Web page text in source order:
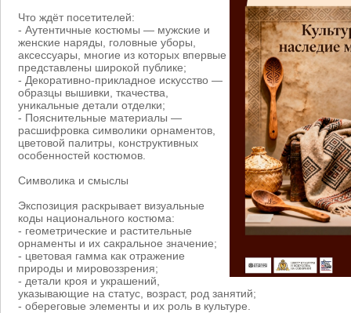
Что ждёт посетителей:
- Аутентичные костюмы — мужские и
женские наряды, головные уборы,
аксессуары, многие из которых впервые
представлены широкой публике;
- Декоративно-прикладное искусство —
образцы вышивки, ткачества,
уникальные детали отделки;
- Пояснительные материалы —
расшифровка символики орнаментов,
цветовой палитры, конструктивных
особенностей костюмов.
Символика и смыслы
Экспозиция раскрывает визуальные
коды национального костюма:
- геометрические и растительные
орнаменты и их сакральное значение;
- цветовая гамма как отражение
природы и мировоззрения;
- детали кроя и украшений,
указывающие на статус, возраст, род занятий;
- обереговые элементы и их роль в культуре.